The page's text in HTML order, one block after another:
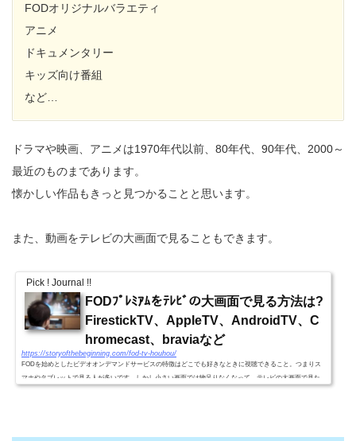
FODオリジナルバラエティ
アニメ
ドキュメンタリー
キッズ向け番組
など…
ドラマや映画、アニメは1970年代以前、80年代、90年代、2000～
最近のものまであります。
懐かしい作品もきっと見つかることと思います。
また、動画をテレビの大画面で見ることもできます。
Pick ! Journal !!
FODﾌﾟﾚﾐｱﾑをﾃﾚﾋﾞの大画面で見る方法は?
FirestickTV、AppleTV、AndroidTV、C
hromecast、braviaなど
https://storyofthebeginning.com/fod-tv-houhou/
FODを始めとしたビデオオンデマンドサービスの特徴はどこでも好きなときに視聴できること。つまりス
マホやタブレットで見る人が多いです。しかし小さい画面では物足りなくなって、テレビの大画面で見た